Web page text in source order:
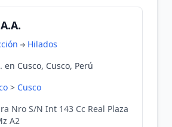
Hilados
en Cusco, Cusco, Perú
> Cusco
Nro S/N Int 143 Cc Real Plaza
A2